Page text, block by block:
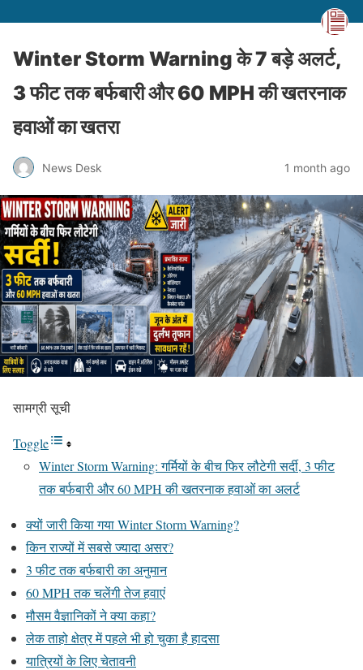
Winter Storm Warning के 7 बड़े अलर्ट,
3 फीट तक बर्फबारी और 60 MPH की खतरनाक
हवाओं का खतरा
News Desk 1 month ago
सामग्री सूची
Toggle
Winter Storm Warning: गर्मियों के बीच फिर लौटेगी सर्दी, 3 फीट
तक बर्फबारी और 60 MPH की खतरनाक हवाओं का अलर्ट
क्यों जारी किया गया Winter Storm Warning?
किन राज्यों में सबसे ज्यादा असर?
3 फीट तक बर्फबारी का अनुमान
60 MPH तक चलेंगी तेज हवाएं
मौसम वैज्ञानिकों ने क्या कहा?
लेक ताहो क्षेत्र में पहले भी हो चुका है हादसा
यात्रियों के लिए चेतावनी